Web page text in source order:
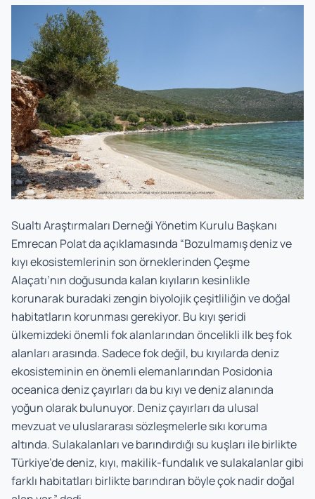
Sualtı Araştırmaları Derneği Yönetim Kurulu Başkanı
Emrecan Polat da açıklamasında “Bozulmamış deniz ve
kıyı ekosistemlerinin son örneklerinden Çeşme
Alaçatı’nın doğusunda kalan kıyıların kesinlikle
korunarak buradaki zengin biyolojik çeşitliliğin ve doğal
habitatların korunması gerekiyor. Bu kıyı şeridi
ülkemizdeki önemli fok alanlarından öncelikli ilk beş fok
alanları arasında. Sadece fok değil, bu kıyılarda deniz
ekosisteminin en önemli elemanlarından Posidonia
oceanicadeniz çayırları da bu kıyı ve deniz alanında
yoğun olarak bulunuyor. Deniz çayırları da ulusal
mevzuat ve uluslararası sözleşmelerle sıkı koruma
altında. Sulakalanları ve barındırdığı su kuşları ile birlikte
Türkiye’de deniz, kıyı, makilik-fundalık ve sulakalanlar gibi
farklı habitatları birlikte barındıran böyle çok nadir doğal